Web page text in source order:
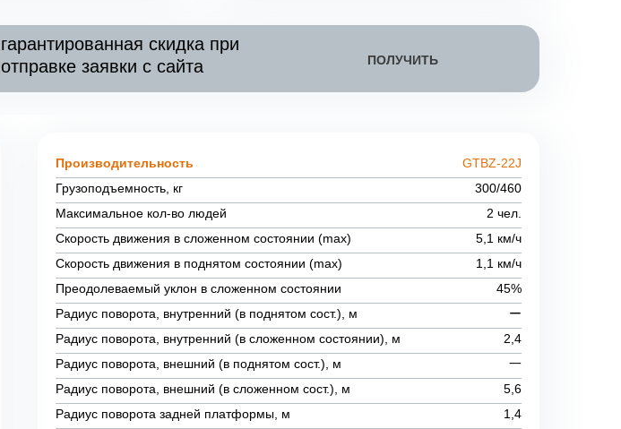
гарантированная скидка при
отправке заявки с сайта
ПОЛУЧИТЬ
Производительность
Грузоподъемность, кг
Максимальное кол-во людей
Скорость движения в сложенном состоянии (max)
Скорость движения в поднятом состоянии (max)
Преодолеваемый уклон в сложенном состоянии
Радиус поворота, внутренний (в поднятом сост.), м
Радиус поворота, внутренний (в сложенном состоянии), м
Радиус поворота, внешний (в поднятом сост.), м
Радиус поворота, внешний (в сложенном сост.), м
Радиус поворота задней платформы, м
GTBZ-22J
300/460
2 чел.
5,1 км/ч
1,1 км/ч
45%
ー
2,4
一
5,6
1,4